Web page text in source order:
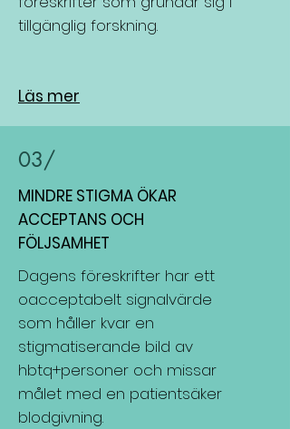
tillgänglig forskning.
Läs mer
03/
MINDRE STIGMA ÖKAR
ACCEPTANS OCH
FÖLJSAMHET
Dagens föreskrifter har ett
oacceptabelt signalvärde
som håller kvar en
stigmatiserande bild av
hbtq+personer och missar
målet med en patientsäker
blodgivning.